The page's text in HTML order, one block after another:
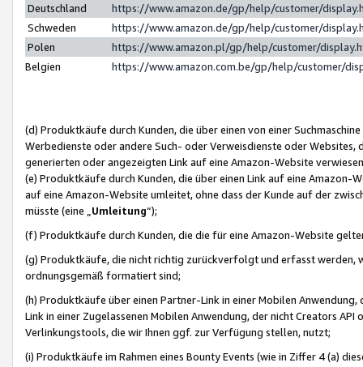
Deutschland
https://www.amazon.de/gp/help/customer/
Schweden
https://www.amazon.de/gp/help/customer/
Polen
https://www.amazon.pl/gp/help/customer/
Belgien
https://www.amazon.com.be/gp/help/customer/
(d) Produktkäufe durch Kunden, die über einen von einer
Werbedienste oder andere Such- oder Verweisdienste oder Websites,
generierten oder angezeigten Link auf eine Amazon-Website
(e) Produktkäufe durch Kunden, die über einen Link auf eine
auf eine Amazon-Website umleitet, ohne dass der Kunde auf der
müsste (eine „ Umleitung“);
(f) Produktkäufe durch Kunden, die die für eine Amazon-Website
(g) Produktkäufe, die nicht richtig zurückverfolgt und erfasst werden,
ordnungsgemäß formatiert sind;
(h) Produktkäufe über einen Partner-Link in einer Mobilen
Link in einer Zugelassenen Mobilen Anwendung, der nicht Creators
Verlinkungstools, die wir Ihnen ggf. zur Verfügung stellen, nutzt;
(i) Produktkäufe im Rahmen eines Bounty Events (wie in Ziffer 4 (a)